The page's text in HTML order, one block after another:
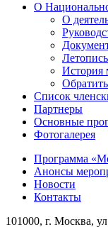
О
О
Летопись
История
Список
Партнеры
Основные
Фотогалерея
Программа
Анонсы
Новости
Контакты
101000, г. Москва,